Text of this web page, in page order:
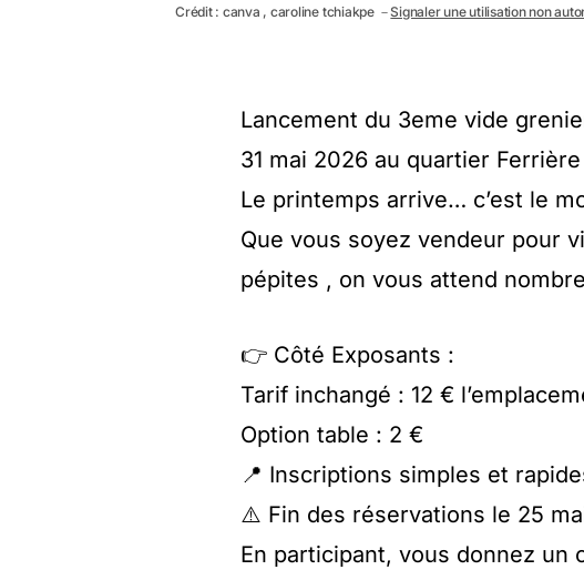
Crédit : canva , caroline tchiakpe －Signaler une utilisation non
Lancement du 3eme vide
31 mai 2026 au quartier
Le printemps arrive… c’est le
Que vous soyez vendeur pour
pépites , on vous attend
👉 Côté Exposants :
Tarif inchangé : 12 €
Option table : 2 €
📍 Inscriptions simples et
⚠️ Fin des réservations le 25
En participant, vous donnez un